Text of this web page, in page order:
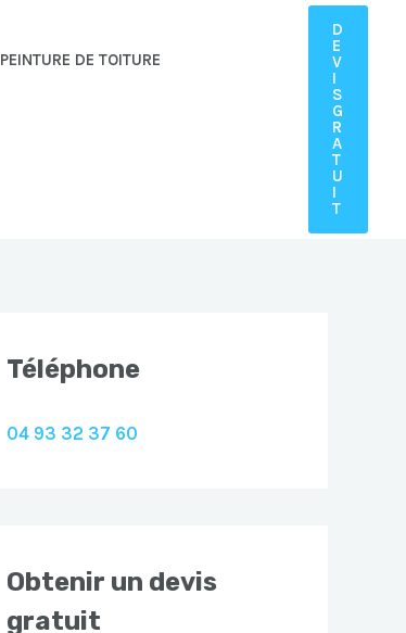
PEINTURE DE TOITURE
D
E
V
I
S
G
R
A
T
U
I
T
Téléphone
04 93 32 37 60
Obtenir un devis
gratuit